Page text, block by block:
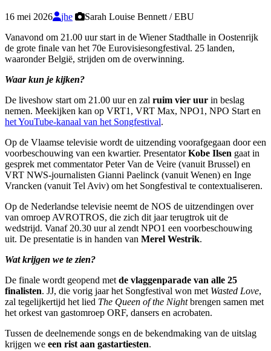
16 mei 2026 jhe
Sarah Louise Bennett / EBU
Vanavond om 21.00 uur start in de Wiener Stadthalle in Oostenrijk
de grote finale van het 70e Eurovisiesongfestival. 25 landen,
waaronder België, strijden om de overwinning.
Waar kun je kijken?
De liveshow start om 21.00 uur en zal ruim vier uur in beslag
nemen. Meekijken kan op VRT1, VRT Max, NPO1, NPO Start en
het YouTube-kanaal van het Songfestival.
Op de Vlaamse televisie wordt de uitzending voorafgegaan door een
voorbeschouwing van een kwartier. PresentatorKobe Ilsen gaat in
gesprek met commentator Peter Van de Veire (vanuit Brussel) en
VRT NWS-journalisten Gianni Paelinck (vanuit Wenen) en Inge
Vrancken (vanuit Tel Aviv) om het Songfestival te contextualiseren.
Op de Nederlandse televisie neemt de NOS de uitzendingen over
van omroep AVROTROS, die zich dit jaar terugtrok uit de
wedstrijd. Vanaf 20.30 uur al zendt NPO1 een voorbeschouwing
uit. De presentatie is in handen van Merel Westrik.
Wat krijgen we te zien?
De finale wordt geopend met de vlaggenparade van alle 25
finalisten. JJ, die vorig jaar het Songfestival won met Wasted Love,
zal tegelijkertijd het lied The Queen of the Nightbrengen samen met
het orkest van gastomroep ORF, dansers en acrobaten.
Tussen de deelnemende songs en de bekendmaking van de uitslag
krijgen we een rist aan gastartiesten.